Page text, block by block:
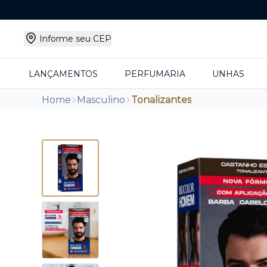
Informe seu CEP
LANÇAMENTOS PERFUMARIA UNHAS
Home Masculino Tonalizantes